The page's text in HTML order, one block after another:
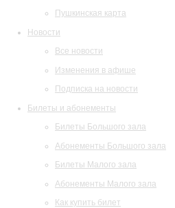
Пушкинская карта
Новости
Все новости
Изменения в афише
Подписка на новости
Билеты и абонементы
Билеты Большого зала
Абонементы Большого зала
Билеты Малого зала
Абонементы Малого зала
Как купить билет